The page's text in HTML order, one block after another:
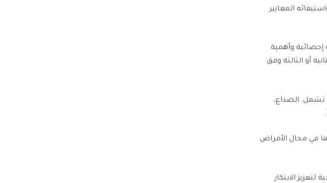
المعايير
إحصائية وأهمية
أو الثالثة وفق
تشمل: الصداع،
في مجال الأمراض
لتعزيز الابتكار